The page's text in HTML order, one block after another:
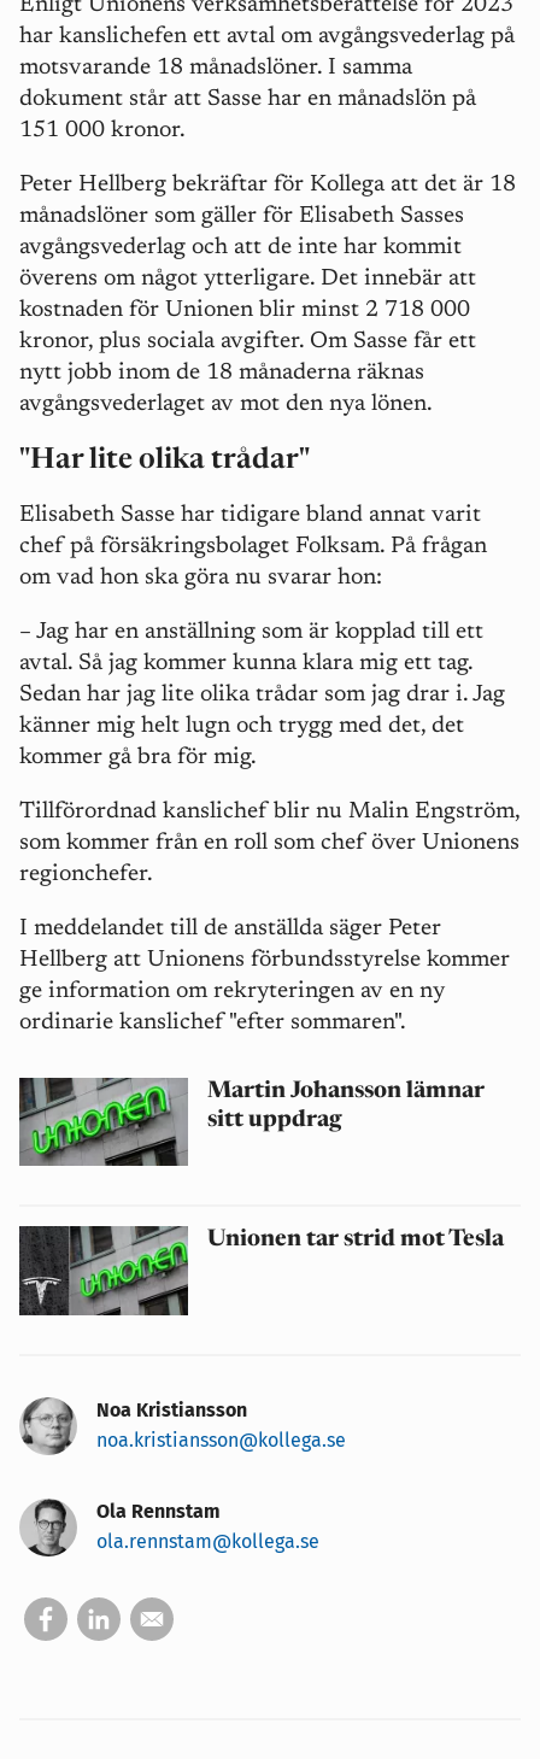
Enligt Unionens verksamhetsberättelse för 2023
har kanslichefen ett avtal om avgångsvederlag på
motsvarande 18 månadslöner. I samma
dokument står att Sasse har en månadslön på
151 000 kronor.
Peter Hellberg bekräftar för Kollega att det är 18
månadslöner som gäller för Elisabeth Sasses
avgångsvederlag och att de inte har kommit
överens om något ytterligare. Det innebär att
kostnaden för Unionen blir minst 2 718 000
kronor, plus sociala avgifter. Om Sasse får ett
nytt jobb inom de 18 månaderna räknas
avgångsvederlaget av mot den nya lönen.
"Har lite olika trådar"
Elisabeth Sasse har tidigare bland annat varit
chef på försäkringsbolaget Folksam. På frågan
om vad hon ska göra nu svarar hon:
– Jag har en anställning som är kopplad till ett
avtal. Så jag kommer kunna klara mig ett tag.
Sedan har jag lite olika trådar som jag drar i. Jag
känner mig helt lugn och trygg med det, det
kommer gå bra för mig.
Tillförordnad kanslichef blir nu Malin Engström,
som kommer från en roll som chef över Unionens
regionchefer.
I meddelandet till de anställda säger Peter
Hellberg att Unionens förbundsstyrelse kommer
ge information om rekryteringen av en ny
ordinarie kanslichef "efter sommaren".
Martin Johansson lämnar
sitt uppdrag
Unionen tar strid mot Tesla
Noa Kristiansson
noa.kristiansson@kollega.se
Ola Rennstam
ola.rennstam@kollega.se